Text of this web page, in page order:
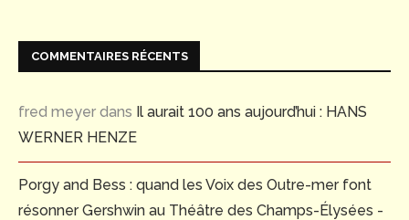
COMMENTAIRES RÉCENTS
fred meyer dans Il aurait 100 ans aujourd’hui : HANS
WERNER HENZE
Porgy and Bess : quand les Voix des Outre-mer font
résonner Gershwin au Théâtre des Champs-Élysées -